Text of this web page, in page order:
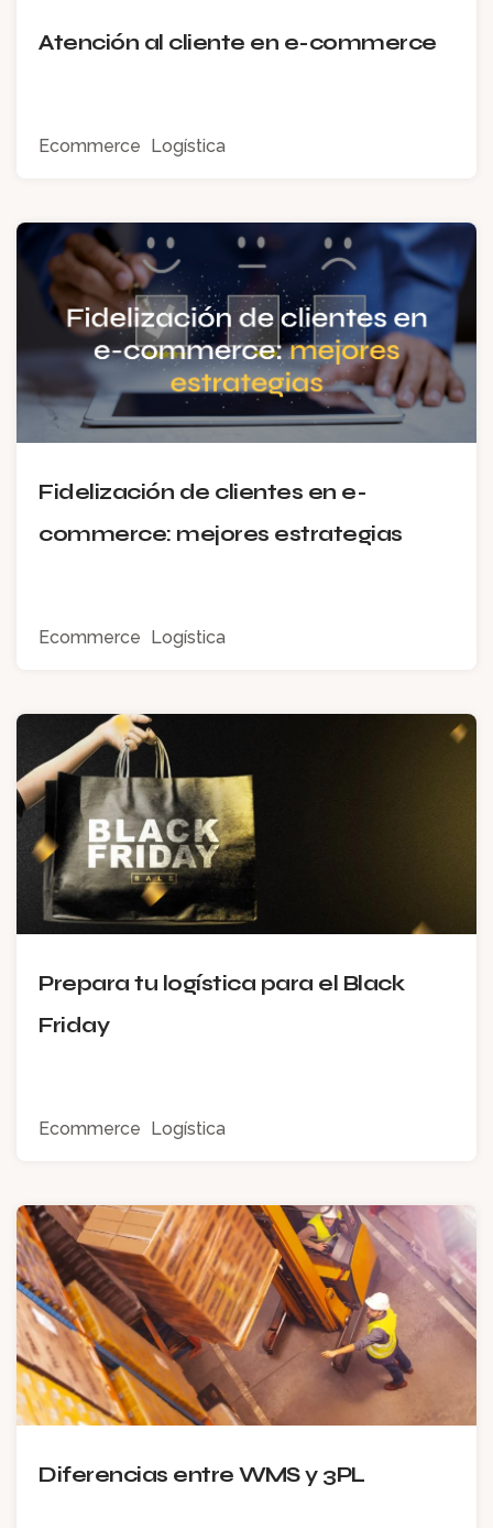
Atención al cliente en e-commerce
Ecommerce Logística
Fidelización de clientes en e-
commerce: mejores estrategias
Ecommerce Logística
Prepara tu logística para el Black
Friday
Ecommerce Logística
Diferencias entre WMS y 3PL